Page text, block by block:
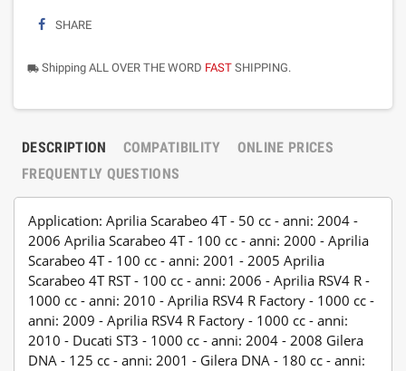
SHARE
local_shipping Shipping ALL OVER THE WORD FAST SHIPPING.
DESCRIPTION COMPATIBILITY
ONLINE PRICES
FREQUENTLY QUESTIONS
Application: Aprilia Scarabeo 4T - 50 cc - anni: 2004 -
2006 Aprilia Scarabeo 4T - 100 cc - anni: 2000 - Aprilia
Scarabeo 4T - 100 cc - anni: 2001 - 2005 Aprilia
Scarabeo 4T RST - 100 cc - anni: 2006 - Aprilia RSV4 R -
1000 cc - anni: 2010 - Aprilia RSV4 R Factory - 1000 cc -
anni: 2009 - Aprilia RSV4 R Factory - 1000 cc - anni:
2010 - Ducati ST3 - 1000 cc - anni: 2004 - 2008 Gilera
DNA - 125 cc - anni: 2001 - Gilera DNA - 180 cc - anni: